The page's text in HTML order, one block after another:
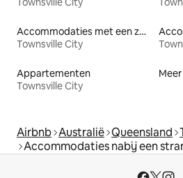
Accommodaties met een zwembad
Townsville City
Appartementen
Townsville City
Airbnb Australië Queensland
Accommodaties nabij een